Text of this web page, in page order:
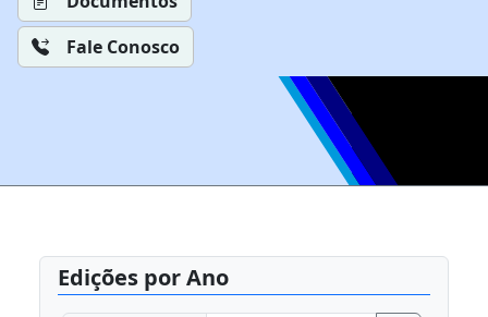
Fale Conosco
Edições por Ano